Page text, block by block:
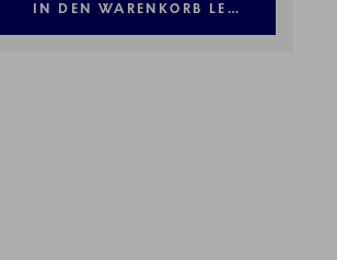
IN DEN WARENKORB LEGEN